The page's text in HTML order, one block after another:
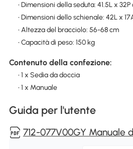
• Dimensioni della seduta: 41.5L x 32P
• Dimensioni dello schienale: 42L x
• Altezza del bracciolo: 56-68 cm
• Capacità di peso: 150 kg
Contenuto della confezione:
• 1 x Sedia da doccia
• 1 x Manuale
Guida per l'utente
712-077V00GY Manuale